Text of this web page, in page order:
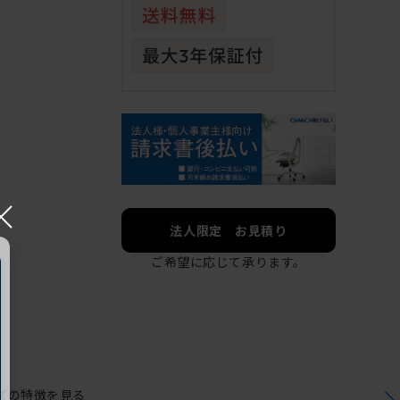
法人限定 お見積り
ご希望に応じて承ります。
の特徴を見る